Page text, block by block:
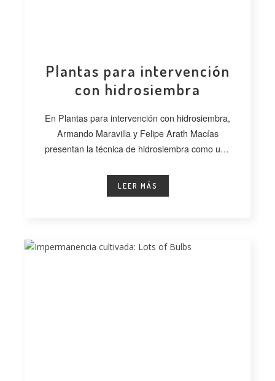
Plantas para intervención
con hidrosiembra
En Plantas para intervención con hidrosiembra,
Armando Maravilla y Felipe Arath Macías
presentan la técnica de hidrosiembra como una
LEER MÁS